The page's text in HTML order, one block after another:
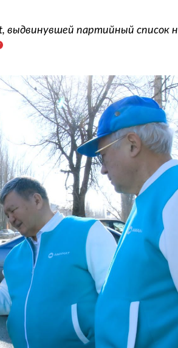
выдвинувшей партийный список